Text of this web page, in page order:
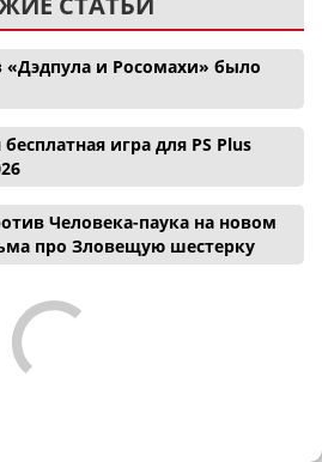
«Дэдпула и Росомахи» было
игра для PS Plus
Человека-паука на новом
про Зловещую шестерку